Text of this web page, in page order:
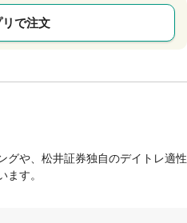
で注文
グや、松井証券独自のデイトレ適性
ます。